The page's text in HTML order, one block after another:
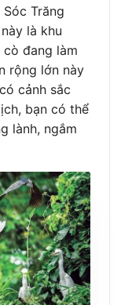
Trăng
là khu
đang làm
rộng lớn này
cảnh sắc
bạn có thể
lành, ngắm